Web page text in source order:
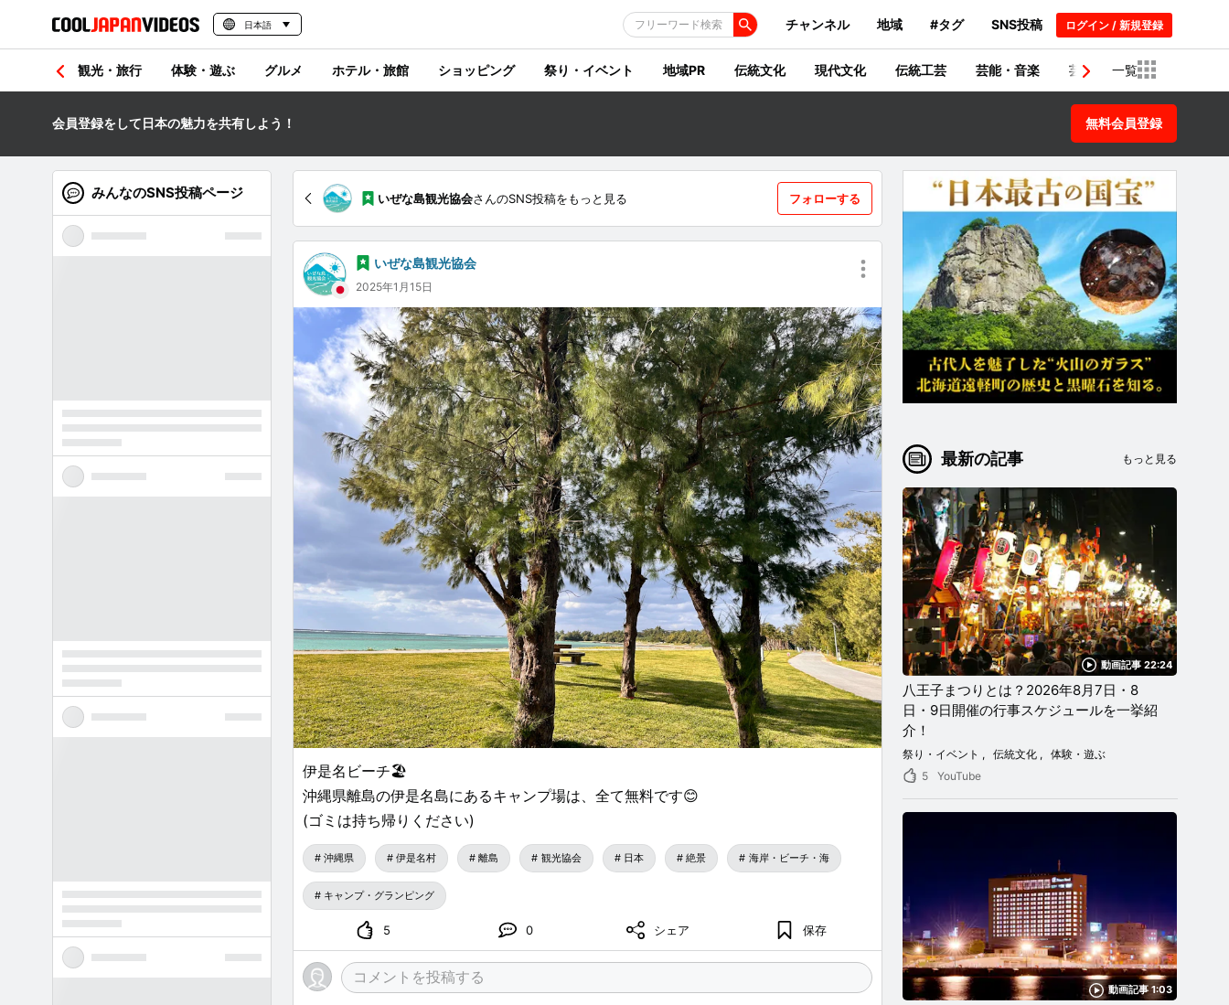
日本語 フリーワード検索 チャンネル 地域 #タグ SNS投稿 ログイン / 新規登録
観光・旅行 体験・遊ぶ グルメ ホテル・旅館 ショッピング 祭り・イベント 地域PR 伝統文化 現代文化 伝統工芸 芸能・音楽 芸術・建築物
一覧
会員登録をして日本の魅力を共有しよう！ 無料会員登録
いぜな島観光協会さんのSNS投稿をもっと見る フォローする
いぜな島観光協会
2025年1月15日
伊是名ビーチ🏖️
沖縄県離島の伊是名島にあるキャンプ場は、全て無料です😊
(ゴミは持ち帰りください)
沖縄県 伊是名村 離島 観光協会 日本 絶景 海岸・ビーチ・海
キャンプ・グランピング
5 0 シェア 保存
みんなのSNS投稿ページ
最新の記事 もっと見る
動画記事 22:24
八王子まつりとは？2026年8月7日・8
日・9日開催の行事スケジュールを一挙紹
介！
祭り・イベント 伝統文化
体験・遊ぶ
5
YouTube
動画記事 1:03